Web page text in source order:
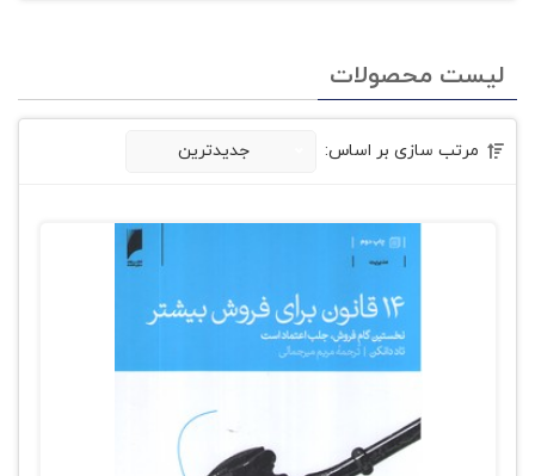
لیست محصولات
مرتب سازی بر اساس: جدیدترین